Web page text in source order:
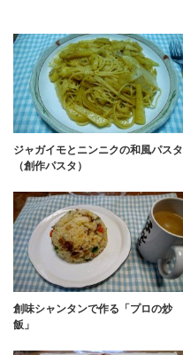
ジャガイモとニンニクの和風パスタ
（創作パスタ）
創味シャンタンで作る「プロの炒
飯」